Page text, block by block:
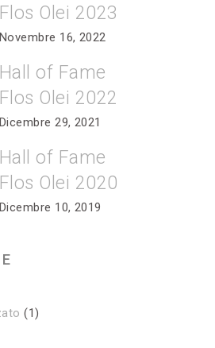
Flos Olei 2023
Novembre 16, 2022
Hall of Fame
Flos Olei 2022
Dicembre 29, 2021
Hall of Fame
Flos Olei 2020
Dicembre 10, 2019
(1)